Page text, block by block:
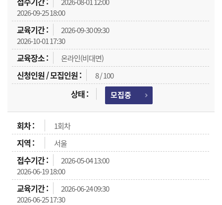
2026-09-25 18:00
2026-09-30 09:30
2026-10-01 17:30
온라인(비대면)
8 / 100
모집중
1회차
서울
2026-05-04 13:00
2026-06-19 18:00
2026-06-24 09:30
2026-06-25 17:30